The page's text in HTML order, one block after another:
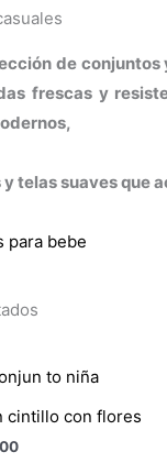
de
frescas y
telas suaves que
cintillo con flores